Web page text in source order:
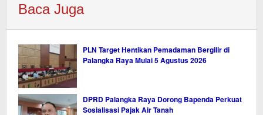
Baca Juga
PLN Target Hentikan Pemadaman Bergilir di
Palangka Raya Mulai 5 Agustus 2026
DPRD Palangka Raya Dorong Bapenda Perkuat
Sosialisasi Pajak Air Tanah